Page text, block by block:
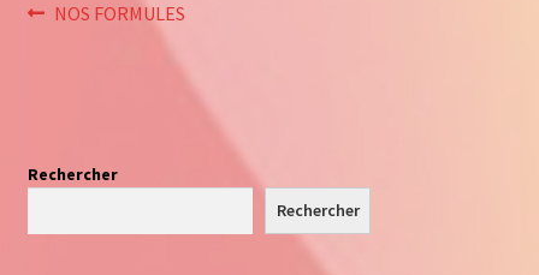
NOS FORMULES
Rechercher
Rechercher